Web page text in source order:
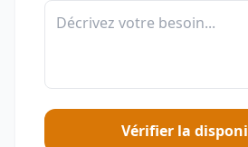
Vérifier la